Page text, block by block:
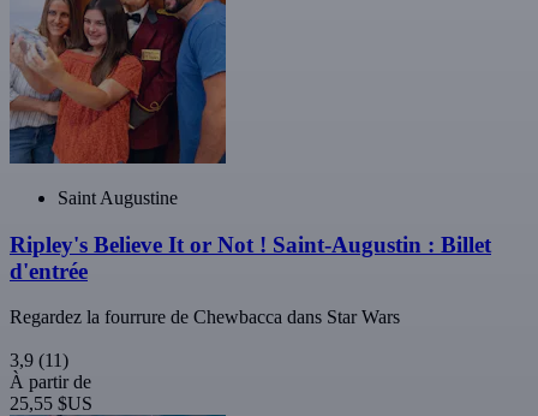
Saint Augustine
Ripley's Believe It or Not ! Saint-Augustin : Billet
d'entrée
Regardez la fourrure de Chewbacca dans Star Wars
3,9 (11)
À partir de
25,55 $US